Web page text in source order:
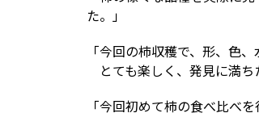
た。」
「今回の柿収穫で、形、色
とても楽しく、発見に満ち
「今回初めて柿の食べ比べ